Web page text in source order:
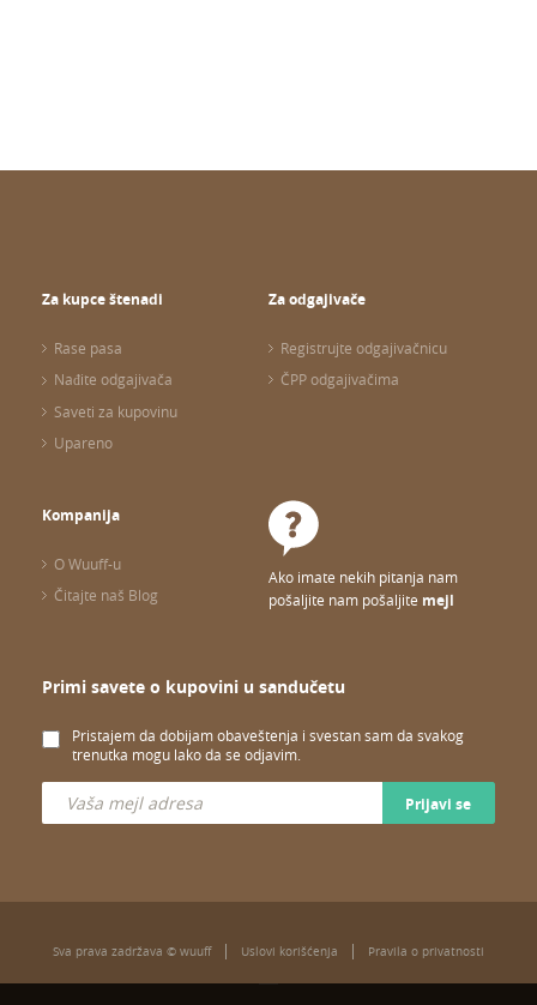
Za kupce štenadi
Rase pasa
Nađite odgajivača
Saveti za kupovinu
Upareno
Za odgajivače
Registrujte odgajivačnicu
ČPP odgajivačima
Kompanija
O Wuuff-u
Čitajte naš Blog
Ako imate nekih pitanja nam
pošaljite nam pošaljite mejl
Primi savete o kupovini u sandučetu
Pristajem da dobijam obaveštenja i svestan sam da svakog
trenutka mogu lako da se odjavim.
Prijavi se
Sva prava zadržava © wuuff Uslovi korišćenja Pravila o privatnosti